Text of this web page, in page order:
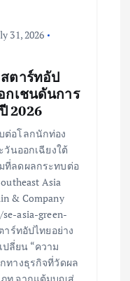
31, 2026
ตาร์ทอัป
กเชนดันการ
2026
ต่อโลกนักท่อง
วันออกเฉียงใต้
ที่ลดผลกระทบต่อ
Asia
& Company
asia-green-
ร์ทอัปไทยอย่าง
ปลี่ยน “ความ
ทางธุรกิจที่วัดผล